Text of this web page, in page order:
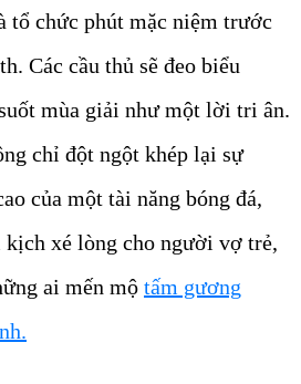
tổ chức phút mặc niệm trước
Các cầu thủ sẽ đeo biểu
mùa giải như một lời tri ân.
chỉ đột ngột khép lại sự
của một tài năng bóng đá,
xé lòng cho người vợ trẻ,
ai mến mộ tấm gương